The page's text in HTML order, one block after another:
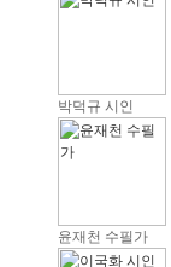
박덕규 시인
윤재천 수필가